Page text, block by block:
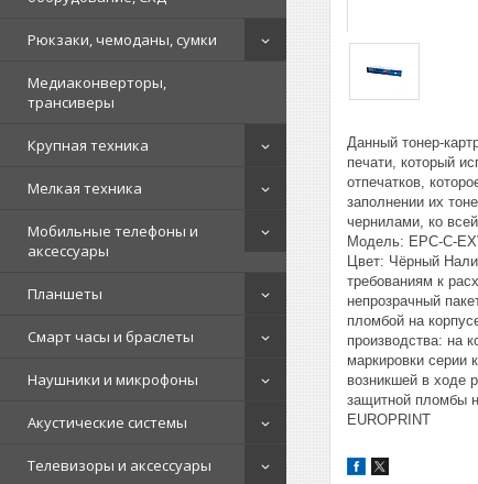
Рюкзаки, чемоданы, сумки
Медиаконверторы,
трансиверы
Крупная техника
Мелкая техника
Мобильные телефоны и
аксессуары
Планшеты
Смарт часы и браслеты
Наушники и микрофоны
Акустические системы
Телевизоры и аксессуары
Данный тонер-
печати, который
отпечатков,
заполнении их
чернилами, ко
Модель: EPC-C-
Цвет: Чёрный
требованиям к
непрозрачный
пломбой на
производства: на
маркировки серии
возникшей в ходе
защитной пломбы
EUROPRINT